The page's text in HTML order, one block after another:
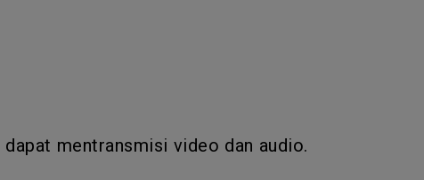
mentransmisi video dan audio.